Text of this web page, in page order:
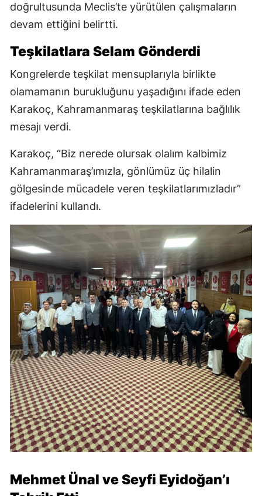
doğrultusunda Meclis’te yürütülen çalışmaların
devam ettiğini belirtti.
Teşkilatlara Selam Gönderdi
Kongrelerde teşkilat mensuplarıyla birlikte
olamamanın burukluğunu yaşadığını ifade eden
Karakoç, Kahramanmaraş teşkilatlarına bağlılık
mesajı verdi.
Karakoç, “Biz nerede olursak olalım kalbimiz
Kahramanmaraş’ımızla, gönlümüz üç hilalin
gölgesinde mücadele veren teşkilatlarımızladır”
ifadelerini kullandı.
Mehmet Ünal ve Seyfi Eyidoğan’ı